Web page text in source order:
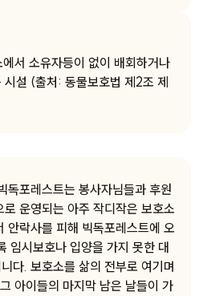
서 소유자등이 없이 배회하거나
설 (출처: 동물보호법 제2조 제
독포레스트는 봉사자님들과 후원
운영되는 아주 작디작은 보호소
안락사를 피해 빅독포레스트에 오
임시보호나 입양을 가지 못한 대
다. 보호소를 삶의 전부로 여기며
아이들의 마지막 남은 날들이 가